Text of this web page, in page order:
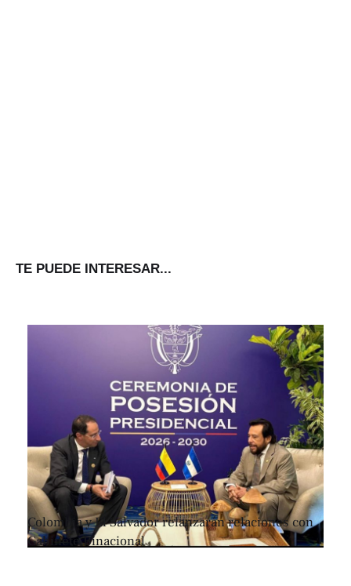
TE PUEDE INTERESAR...
Colombia y El Salvador relanzarán relaciones con
Gabinete Binacional